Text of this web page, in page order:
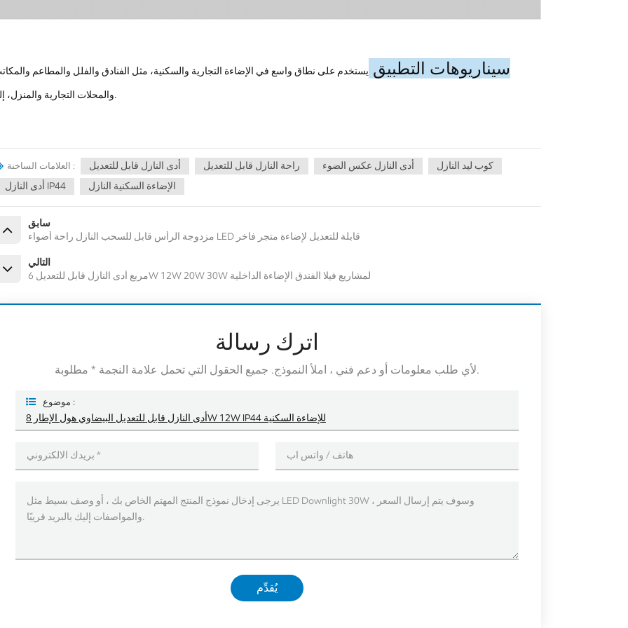
سيناريوهات التطبيق يستخدم على نطاق واسع في الإضاءة التجارية والسكنية، مثل الفنادق والفلل والمطاعم
والمحلات التجارية والمنزل، إلخ.
العلامات الساخنة : أدى النازل قابل للتعديل راحة النازل قابل للتعديل أدى النازل عكس الضوء
كوب ليد النازل
أدى النازل IP44
الإضاءة السكنية النازل
سابق
مزدوجة الرأس قابل للسحب النازل راحة أضواء LED قابلة للتعديل لإضاءة متجر فاخر
التالي
مربع أدى النازل قابل للتعديل 6W 12W 20W 30W لمشاريع فيلا الفندق الإضاءة الداخلية
اترك رسالة
لأي طلب معلومات أو دعم فني ، املأ النموذج. جميع الحقول التي تحمل علامة النجمة * مطلوبة.
موضوع :
أدى النازل قابل للتعديل البيضاوي هول الإطار 8W 12W IP44 للإضاءة السكنية
يُقدِّم